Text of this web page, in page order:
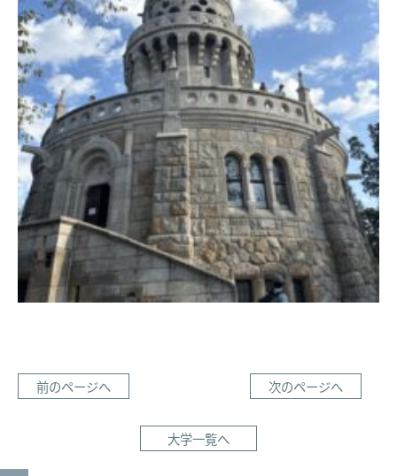
前のページへ 次のページへ
大学一覧へ